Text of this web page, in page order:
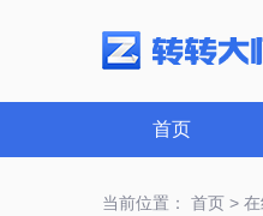
首页
当前位置： 首页>